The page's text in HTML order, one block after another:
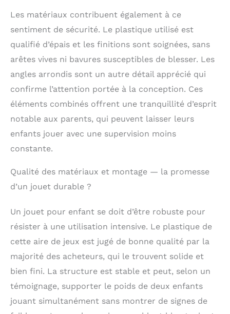
(développe la force des
jambes), toboggan
(améliore l’équilibre),
panier de basket
œil-main), télescope
(stimule la curiosité
cognitive) et tunnel de
motricité globale). Garde
les enfants occupés 2-3
heures par jour,
réduisant
écrans. Polyvalence
imperméable avec
protection UV (UPF 50+),
capable de supporter les
pluies fréquentes et les
températures extrêmes
(-10°C à 40°C). Utilisez-
temps pluvieux) ou sur
la terrasse/jardin (par
temps ensoleillé) — pas
Les matériaux contribuent également à ce
sentiment de sécurité. Le plastique utilisé est
qualifié d’épais et les finitions sont soignées, sans
arêtes vives ni bavures susceptibles de blesser. Les
angles arrondis sont un autre détail apprécié qui
confirme l’attention portée à la conception. Ces
éléments combinés offrent une tranquillité d’esprit
notable aux parents, qui peuvent laisser leurs
enfants jouer avec une supervision moins
constante.
Qualité des matériaux et montage — la promesse
d’un jouet durable ?
Un jouet pour enfant se doit d’être robuste pour
résister à une utilisation intensive. Le plastique de
cette aire de jeux est jugé de bonne qualité par la
majorité des acheteurs, qui le trouvent solide et
bien fini. La structure est stable et peut, selon un
témoignage, supporter le poids de deux enfants
jouant simultanément sans montrer de signes de